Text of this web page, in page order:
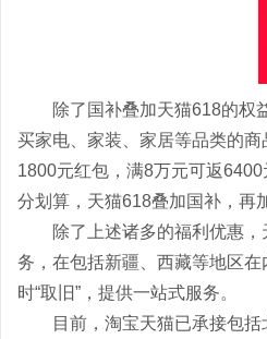
除了国补叠加天猫618的权
买家电、家装、家居等品类的
1800元红包，满8万元可返
分划算，天猫618叠加国补，再
除了上述诸多的福利优惠
务，在包括新疆、西藏等地区
时“取旧”，提供一站式服务。
目前，淘宝天猫已承接包